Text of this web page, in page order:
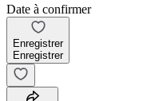
Date à confirmer
Enregistrer
Enregistrer